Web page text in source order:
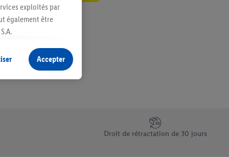
Droit de rétractation de 30 jours
exploités par
également être
sans procéder à
terminaux ou
échéant, d’autres
En cliquant sur
de plus amples
Accepter